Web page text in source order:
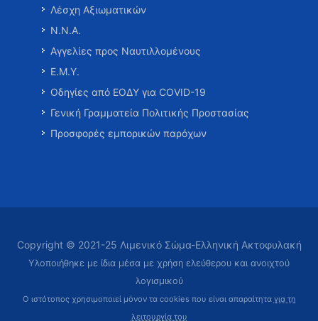
Λέσχη Αξιωματικών
Ν.Ν.Α.
Αγγελίες προς Ναυτιλλομένους
Ε.Μ.Υ.
Οδηγίες από ΕΟΔΥ για COVID-19
Γενική Γραμματεία Πολιτικής Προστασίας
Προσφορές εμπορικών παρόχων
Copyright © 2021-25 Λιμενικό Σώμα-Ελληνική Ακτοφυλακή
Υλοποιήθηκε με ίδια μέσα με χρήση ελεύθερου και ανοιχτού
λογισμικού
Ο ιστότοπος χρησιμοποιεί μόνον τα cookies που είναι απαραίτητα για τη
λειτουργία του